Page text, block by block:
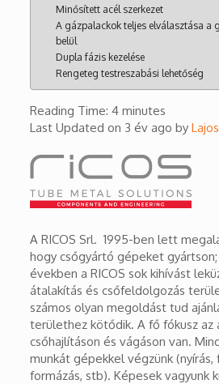
Minősített acél szerkezet
A gázpalackok teljes elválasztása a
belül
Dupla fázis kezelése
Rengeteg testreszabási lehetőség
Reading Time: 4 minutes
Last Updated on 3 év ago by
A RICOS Srl. 1995-ben lett
hogy csőgyártó gépeket
években a RICOS sok kihívást
átalakítás és csőfeldolgozás
számos olyan megoldást tud
területhez kötődik. A fő fókusz az
csőhajlításon és vágáson van.
munkát gépekkel végzünk (nyírás,
formázás, stb). Képesek vagyunk